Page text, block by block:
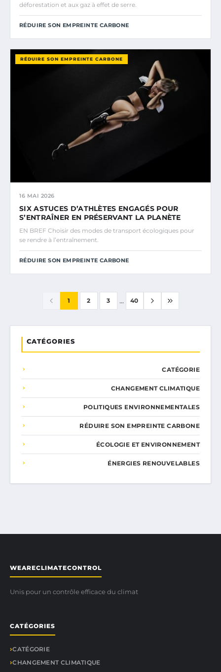
déforestation et aux gaz à effet de serre.
RÉDUIRE SON EMPREINTE CARBONE
RÉDUIRE SON EMPREINTE CARBONE
16 MAI 2026
SIX ASTUCES D’ATHLÈTES ENGAGÉS POUR
S’ENTRAÎNER EN PRÉSERVANT LA PLANÈTE
EN BREF Choisir des modes de transport écologiques pour
se rendre à l’entraînement.
RÉDUIRE SON EMPREINTE CARBONE
1 2 3 ... 40
CATÉGORIES
CATÉGORIE
CHANGEMENT CLIMATIQUE
POLITIQUES ENVIRONNEMENTALES
RÉDUIRE SON EMPREINTE CARBONE
ÉCOLOGIE ET ENVIRONNEMENT
ÉNERGIES RENOUVELABLES
WEARECLIMATECONTROL
Unis pour un contrôle efficace du climat
CATÉGORIES
CATÉGORIE
CHANGEMENT CLIMATIQUE